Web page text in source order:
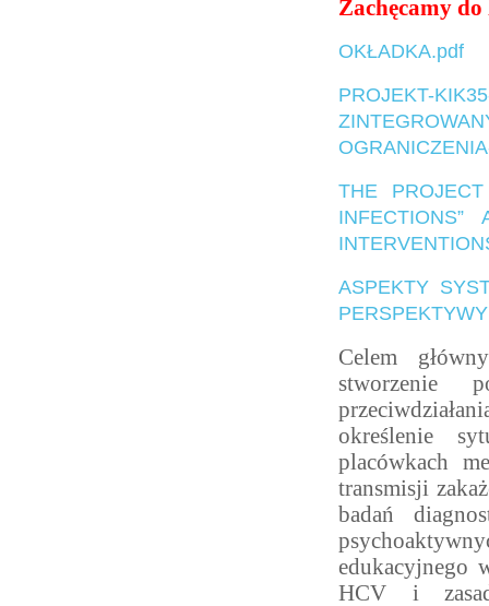
Zachęcamy
OKŁADKA.pdf
PROJEKT-
THE
ASPEKTY
Celem
stworzenie
określenie
placówkach
transmisji
badań
edukacyjnego
HCV i